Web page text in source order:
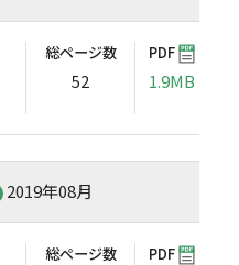
総ページ数
52
PDF
1.9MB
2019年08月
総ページ数 PDF